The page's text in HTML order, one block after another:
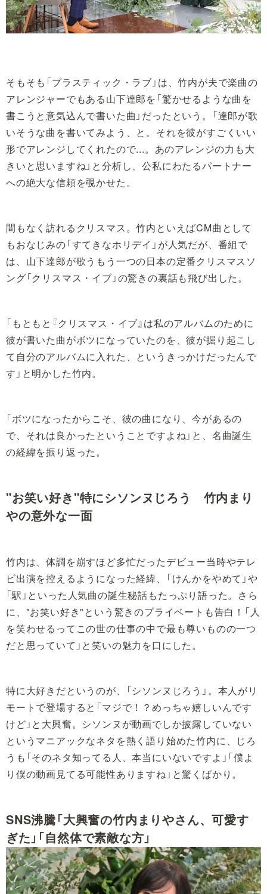
そもそも「プラスティック・ラブ」は、竹内が夫で楽曲の
アレンジャーでもある山下達郎を「驚かせるような曲を
書こうと意気込んで書いた曲」だったという。「達郎が歌
いそうな曲を書いてみよう、と。それを彼がすごくいい
形でアレンジしてくれたので...。あのアレンジの力も大
きいと思いますね」と分析し、公私にわたるパートナー
への絶大な信頼を覗かせた。
間もなく訪れるクリスマス。竹内といえばCM曲として
もおなじみの「すてきなホリデイ」が人気だが、番組で
は、山下達郎が歌うもう一つの日本の定番クリスマスソ
ング「クリスマス・イブ」の驚きの裏話も飛び出した。
「もともと『クリスマス・イブ』は私のアルバムのために
彼が書いた曲がボツになっていたのを、彼が掘り起こし
て自分のアルバムに入れた、というきっかけだったんで
す」と明かした竹内。
「ボツになったからこそ、彼の曲になり、今があるの
で、それは良かったということですよね」と、名曲誕生
の経緯を振り返った。
"お笑い好き"特にシソンヌじろう 竹内まり
やの意外な一面
竹内は、体調を崩すほど多忙だったデビュー当時やテレ
ビ出演を控えるようになった経緯、「けんかをやめて」や
「駅」といった人気曲の誕生秘話もたっぷり語った。さら
に、"お笑い好き"という驚きのプライベートも告白！「人
を笑わせるってこの世の仕事の中で最も尊いものの一つ
だと思っていて」と笑いの魅力を口にした。
特に大好きだというのが、「シソンヌじろう」。本人がリ
モートで登場すると「マジで！？めっちゃ嬉しいんです
けど」と大興奮。シソンヌが動画でしか披露していない
というマニアックなネタを熱く語り始めた竹内に、じろ
うも「そのネタ知ってる人、本当にいないですよ」「僕よ
り僕の動画見てる可能性ありますね」と驚くばかり。
SNS沸騰「大興奮の竹内まりやさん、可愛す
ぎた」「自然体で素敵な方」